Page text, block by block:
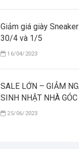
Giảm giá giày
30/4 và 1/5
16/04/2023
SALE LỚN – GIẢM
SINH NHẬT NHÀ GÓC
25/06/2023